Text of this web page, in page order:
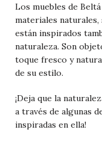
Los muebles de
materiales naturales,
están inspirados
naturaleza. Son
toque fresco y
de su estilo.
¡Deja que la
a través de algunas
inspiradas en ella!